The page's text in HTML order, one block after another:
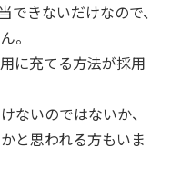
できないだけなので、
。
に充てる方法が採用
ないのではないか、
と思われる方もいま